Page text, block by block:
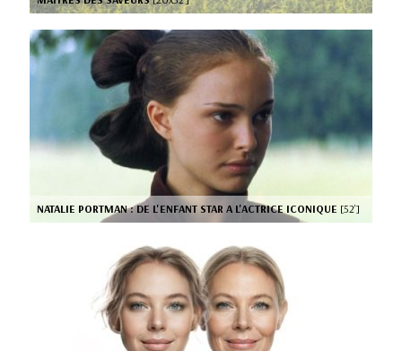
NATALIE PORTMAN : DE L'ENFANT STAR A L'ACTRICE ICONIQUE [52’]